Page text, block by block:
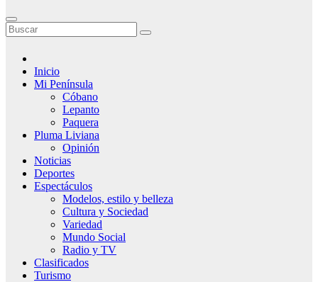
Inicio
Mi Península
Cóbano
Lepanto
Paquera
Pluma Liviana
Opinión
Noticias
Deportes
Espectáculos
Modelos, estilo y belleza
Cultura y Sociedad
Variedad
Mundo Social
Radio y TV
Clasificados
Turismo